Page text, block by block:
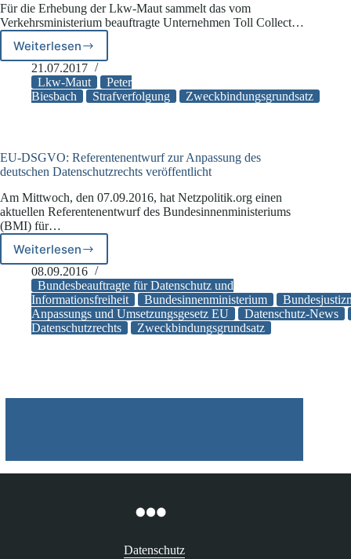
Für die Erhebung der Lkw-Maut sammelt das vom
Verkehrsministerium beauftragte Unternehmen Toll Collect…
Weiterlesen
NRW-
Justizminister
fordert
Nutzung
Strafverfolgung
21.07.2017
Lkw-Maut
Peter
Biesbach
Strafverfolgung Zweckbindungsgrundsatz
EU-DSGVO: Referentenentwurf zur Anpassung des
deutschen Datenschutzrechts veröffentlicht
Am Mittwoch, den 07.09.2016, hat Netzpolitik.org einen
aktuellen Referentenentwurf des Bundesinnenministeriums
(BMI) für…
Weiterlesen
EU-
DSGVO:
Referentenentwurf
zur
Anpassung
des
08.09.2016
Bundesbeauftragte für Datenschutz und
Informationsfreiheit
Bundesinnenministerium
Anpassungs und Umsetzungsgesetz EU
Datenschutz-News
Datenschutzrechts
Zweckbindungsgrundsatz
Datenschutz